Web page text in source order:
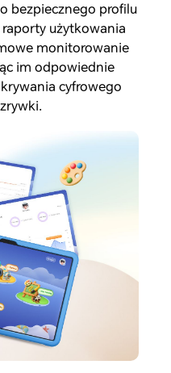
bezpiecznego profilu
użytkowania
monitorowanie
im odpowiednie
cyfrowego